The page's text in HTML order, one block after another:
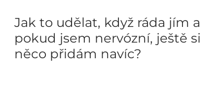
Jak to udělat, když ráda jím a
pokud jsem nervózní, ještě si
něco přidám navíc?